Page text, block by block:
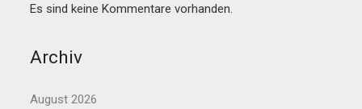
Es sind keine Kommentare vorhanden.
Archiv
August 2026